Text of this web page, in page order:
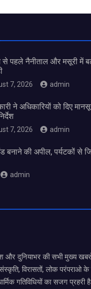
से पहले नैनीताल और मसूरी में
7, 2026 admin
ने अधिकारियों को दिए
7, 2026 admin
बनाने की अपील, पर्यटकों से
admin
और दुनियाभर की सभी मुख्य
विरासतों, लोक परंपराओ
गतिविधियों का सजग प्रहरी